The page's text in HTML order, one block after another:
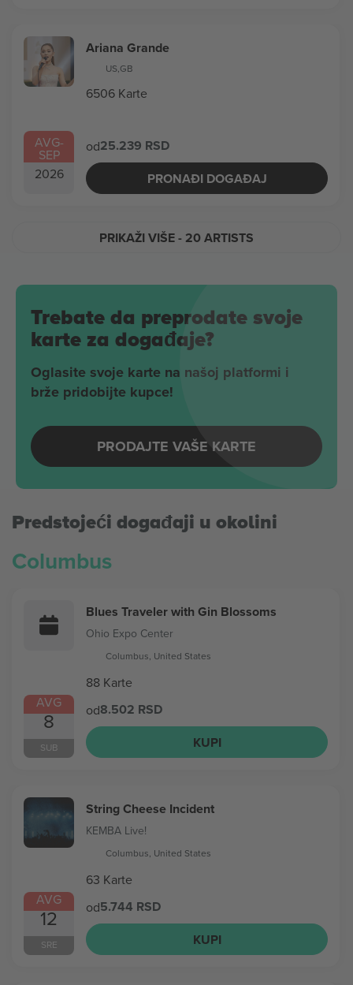
AVG-
SEP
2026
Ariana Grande
US,GB
6506 Karte
od25.239 RSD
PRONAĐI DOGAĐAJ
PRIKAŽI VIŠE- 20 ARTISTS
Trebate da preprodate svoje
karte za događaje?
Oglasite svoje karte na našoj platformi i
brže pridobijte kupce!
PRODAJTE VAŠE KARTE
Predstojeći događaji u okolini
Columbus
AVG
8
SUB
Blues Traveler with Gin Blossoms
Ohio Expo Center
Columbus, United States
88 Karte
od8.502 RSD
KUPI
AVG
12
SRE
String Cheese Incident
KEMBA Live!
Columbus, United States
63 Karte
od5.744 RSD
KUPI